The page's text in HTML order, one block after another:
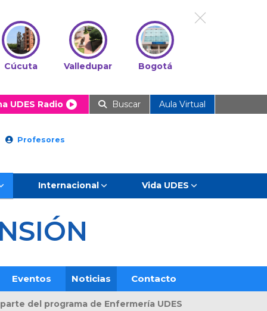
Cúcuta Valledupar Bogotá
UDES Radio Buscar Aula Virtual
Profesores
Internacional Vida UDES
Eventos Noticias Contacto
del programa de Enfermería UDES